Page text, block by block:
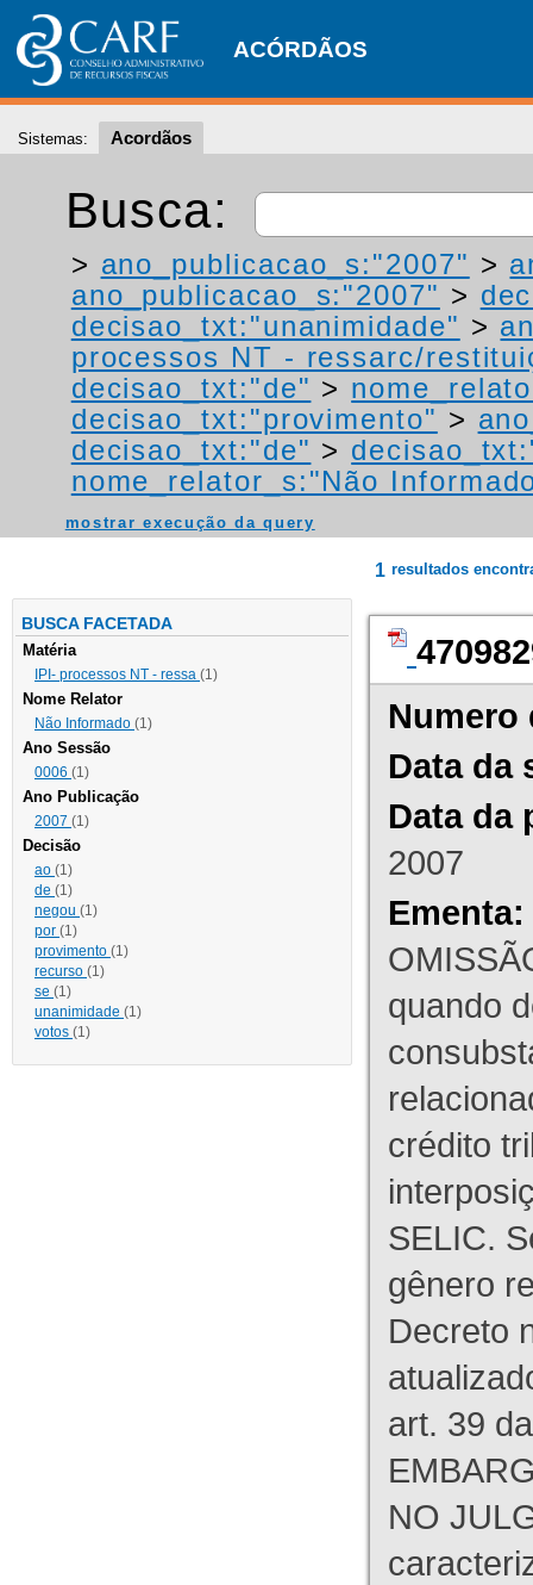
ACÓRDÃOS
Sistemas: Acordãos
Busca:
> ano_publicacao_s:"2007" >
ano_publicacao_s:"2007" >
decisao_txt:"unanimidade" >
processos NT - ressarc/
decisao_txt:"de" >
decisao_txt:"provimento" >
decisao_txt:"de" >
nome_relator_s:"Não
mostrar execução da query
BUSCA FACETADA
Matéria
IPI- processos NT - ressa (1)
Nome Relator
Não Informado (1)
Ano Sessão
0006 (1)
Ano Publicação
2007 (1)
Decisão
ao (1)
de (1)
negou (1)
por (1)
provimento (1)
recurso (1)
se (1)
unanimidade (1)
votos (1)
1 resultados
Numero
Data da
Data da
2007
Ementa:
quando
crédito
SELIC.
gênero
Decreto
art. 39
NO